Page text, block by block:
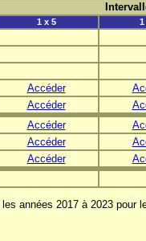
1 x 5 1
Accéder
Accéder
Accéder
Accéder
Accéder
années 2017 à 2023 pour